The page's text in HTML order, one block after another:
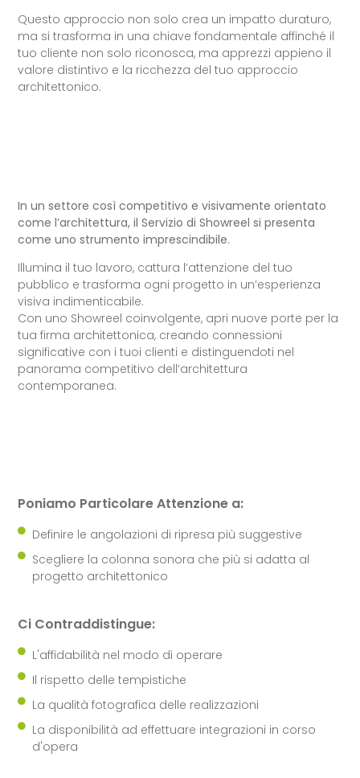
Questo approccio non solo crea un impatto duraturo,
ma si trasforma in una chiave fondamentale affinché il
tuo cliente non solo riconosca, ma apprezzi appieno il
valore distintivo e la ricchezza del tuo approccio
architettonico.
In un settore così competitivo e visivamente orientato
come l’architettura, il Servizio di Showreel si presenta
come uno strumento imprescindibile.
Illumina il tuo lavoro, cattura l’attenzione del tuo
pubblico e trasforma ogni progetto in un’esperienza
visiva indimenticabile.
Con uno Showreel coinvolgente, apri nuove porte per la
tua firma architettonica, creando connessioni
significative con i tuoi clienti e distinguendoti nel
panorama competitivo dell’architettura
contemporanea.
Poniamo Particolare Attenzione a:
Definire le angolazioni di ripresa più suggestive
Scegliere la colonna sonora che più si adatta al
progetto architettonico
Ci Contraddistingue:
L'affidabilità nel modo di operare
Il rispetto delle tempistiche
La qualità fotografica delle realizzazioni
La disponibilità ad effettuare integrazioni in corso
d'opera